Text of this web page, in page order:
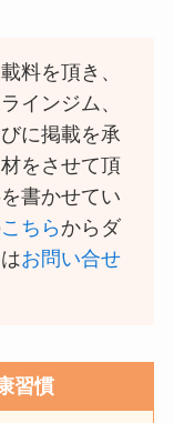
料を頂き、
インジム、
に掲載を承
をさせて頂
書かせてい
こちら からダ
お問い合せ
習慣